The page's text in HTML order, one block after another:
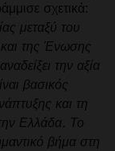
σχετικά:
μεταξύ του
της Ένωσης
την αξία
βασικός
και τη
Ελλάδα. Το
βήμα στη